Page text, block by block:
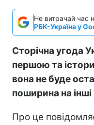
Не витрачай час
РБК-Україна у
Сторічна угода
першою та
вона не буде
поширина на інші
Про це